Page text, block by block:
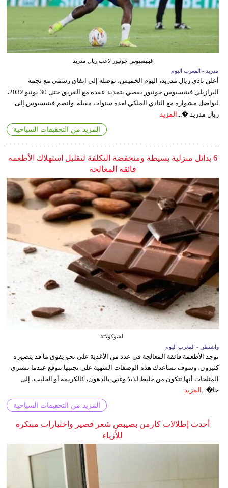
فينيسيوس جونيور لاعب ريال مدريد
مدريد - المغرب اليوم
أعلن نادي ريال مدريد، اليوم الخميس، توصله إلى اتفاق رسمي مع نجمه
البرازيلي فينيسيوس جونيور يقضي بتمديد عقده مع الفريق حتى 30 يونيو 2032،
ليواصل مشواره مع النادي الملكي لعدة سنوات مقبلة. وانضم فينيسيوس إلى
ريال مدريد �... المزيد
المزيد من التحقيقات السياحية
6 بدائل منزلية بسيطة ومنخفضة التكلفة لتقليل استهلاك الأطعمة
فائقة المعالجة
الشوكولاتة
واشنطن - المغرب اليوم
توجد الأطعمة فائقة المعالجة في عدد من الأغذية على نحو يفوق ما قد يتصوره
كثيرون، وسوف تساعدك هذه الوصفات الشهية على تجنبها.نتوقع عندما نشتري
المثلجات أنها تتكون من خليط لذيذ وغني بالدهون، كالكريمة أو الحليب، إلى
جا�... المزيد
المزيد من التحقيقات السياحية
أحدث إطلالات كارمن بصيبص شعر قصير واختيارات مبتكرة
للأزياء